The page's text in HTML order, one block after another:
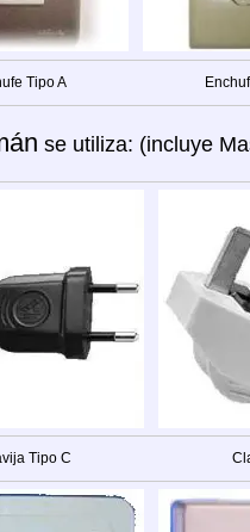
Tipo A
se utiliza: (incluye
Tipo C